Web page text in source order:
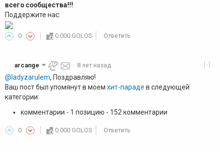
всего сообщества!!!
Поддержите нас:
0 0.000 GOLOS Ответить
[-]
arcange · 8 лет назад
@ladyzarulem, Поздравляю!
Ваш пост был упомянут в моем хит-параде в следующей
категории:
комментарии - 1 позицию - 152 комментарии
0 0.000 GOLOS Ответить